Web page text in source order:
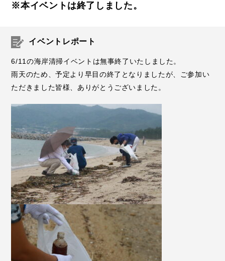
※本イベントは終了しました。
イベントレポート
6/11の海岸清掃イベントは無事終了いたしました。
雨天のため、予定より早目の終了となりましたが、ご参加い
ただきました皆様、ありがとうございました。